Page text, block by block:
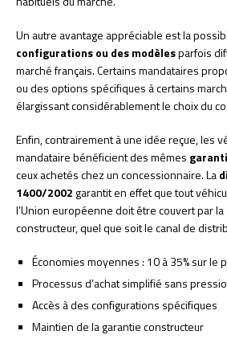
Un autre avantage appréciable est la
configurations ou des modèlesparfois
marché français. Certains mandataires
ou des options spécifiques à certains
élargissant considérablement le choix du
Enfin, contrairement à une idée reçue, les
mandataire bénéficient des mêmes
ceux achetés chez un concessionnaire. La
1400/2002garantit en effet que tout
l’Union européenne doit être couvert par la
constructeur, quel que soit le canal de
Économies moyennes : 10 à 35% sur le
Processus d’achat simplifié sans
Accès à des configurations spécifiques
Maintien de la garantie constructeur